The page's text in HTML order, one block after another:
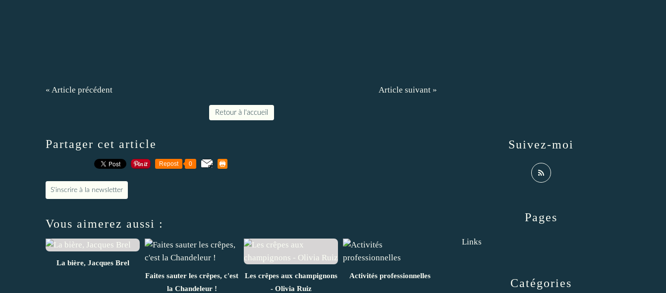
« Article précédent Article suivant »
Retour à l'accueil
Partager cet article
Repost 0
S'inscrire à la newsletter
Vous aimerez aussi :
La bière, Jacques Brel
Faites sauter les crêpes, c'est
la Chandeleur !
Les crêpes aux champignons
- Olivia Ruiz
Activités professionnelles
Catégories
Pages
Links
Suivez-moi